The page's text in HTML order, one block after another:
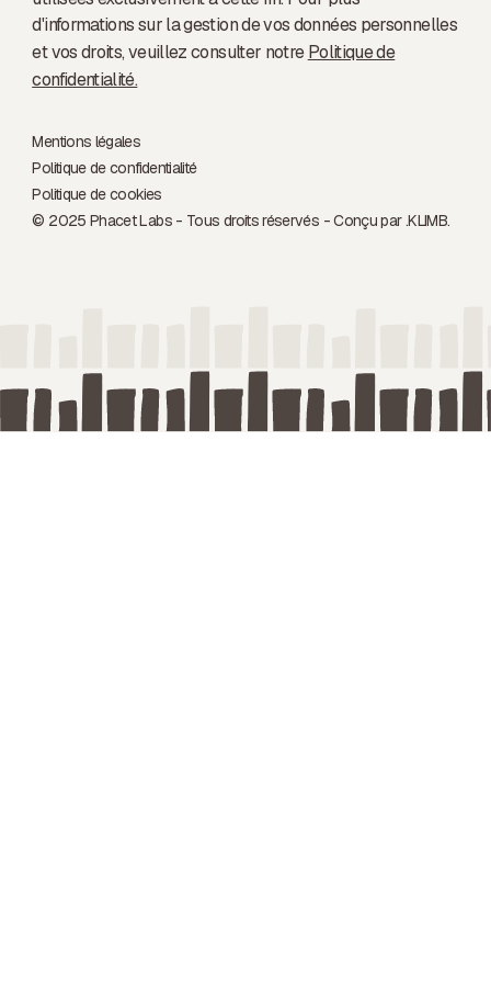
d'informations sur la gestion de vos données personnelles
et vos droits, veuillez consulter notrePolitique de
confidentialité.
© 2025 Phacet Labs - Tous droits réservés - Conçu par .KLIMB.
Mentions légales
Politique de confidentialité
Politique de cookies